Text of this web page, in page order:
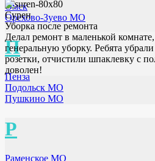
Омск
Орехово-Зуево МО
П
Пенза
Подольск МО
Пушкино МО
Р
Раменское МО
Сурен
Уборка после ремонта
Делал ремонт в маленькой
генеральную уборку. Ребята
розетки, отчистили шпаклевку с
доволен!